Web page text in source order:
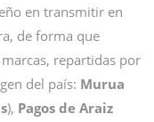
en transmitir en
de forma que
repartidas por
del país: Murua
), Pagos de Araiz